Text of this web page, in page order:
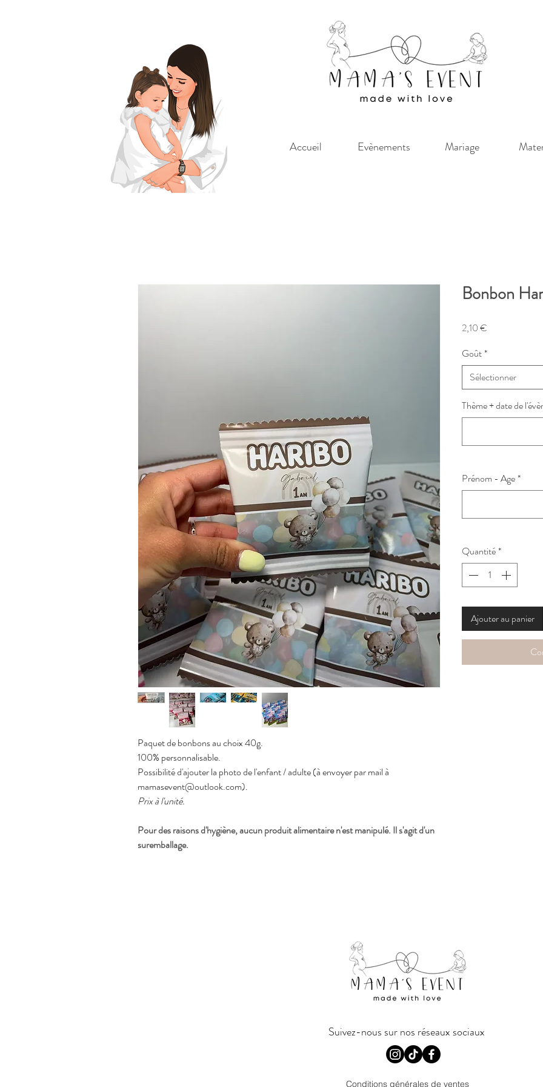
Accueil Evènements Mariage
Paquet de bonbons au choix 40g.
100% personnalisable.
Possibilité d'ajouter la photo de l'enfant / adulte (à envoyer par mail à
mamasevent@outlook.com).
Prix ​​​​à l'unité.
Pour des raisons d'hygiène, aucun produit alimentaire n'est manipulé. Il s'agit d'un
suremballage.
Bonbon
2,10 €
Goût*
Sélectionner
Thème + date de
Prénom - Age*
Quantité*
Ajouter au panier
Suivez-nous sur nos réseaux sociaux
Conditions générales de ventes